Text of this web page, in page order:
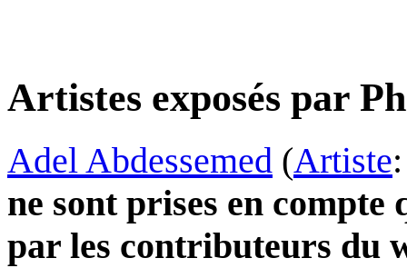
Artistes exposés par
Adel Abdessemed (Artiste
ne sont prises en compte
par les contributeurs du